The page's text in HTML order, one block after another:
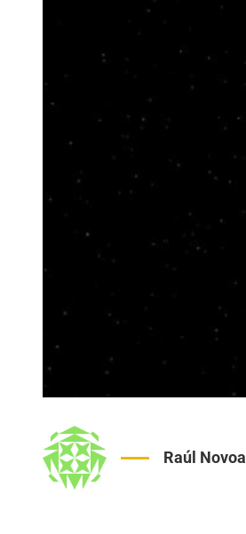
Raúl Novoa